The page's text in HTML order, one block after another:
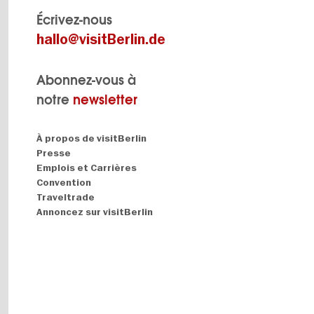
Écrivez-nous
hallo@visitBerlin.de
Abonnez-vous à
notre newsletter
Navigation:
About
À propos de visitBerlin
Presse
Emplois et Carrières
Convention
Traveltrade
Annoncez sur visitBerlin